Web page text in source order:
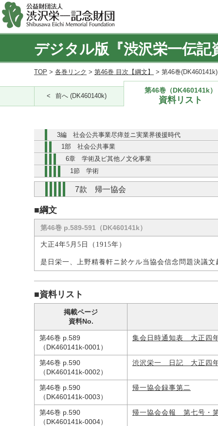
デジタル版『渋沢栄一伝記
TOP > 各巻リンク > 第46巻 目次【綱文】 > 第46巻
前へ (DK460140k)
第46巻（DK460141k）
資料リスト
3編 社会公共事業尽瘁並ニ実業界後援時代
1部 社会公共事業
6章 学術及ビ其他ノ文化事業
1節 学術
7款 帰一協会
■綱文
第46巻 p.589-591（DK460141k）
大正4年5月5日（1915年）
是日栄一、上野精養軒ニ於ケル当協会信念問題決議
■資料リスト
掲載ページ
資料No.
第46巻 p.589
（DK460141k-0001）
集会日時通知表 大正四
第46巻 p.590
（DK460141k-0002）
渋沢栄一 日記 大正四
第46巻 p.590
（DK460141k-0003）
帰一協会録事第二
第46巻 p.590
（DK460141k-0004）
帰一協会会報 第七号・